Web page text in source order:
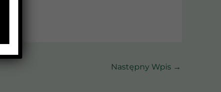
Następny Wpis →